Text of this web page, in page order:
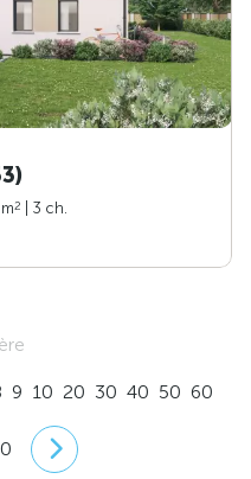
2
| 3 ch.
9 10 20 30 40 50 60